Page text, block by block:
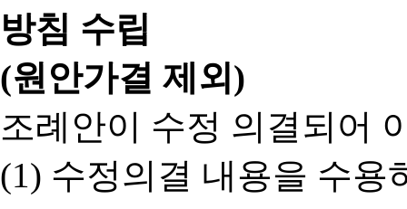
방침 수립
(원안가결 제외)
조례안이 수정 의결되어
(1) 수정의결 내용을 수용